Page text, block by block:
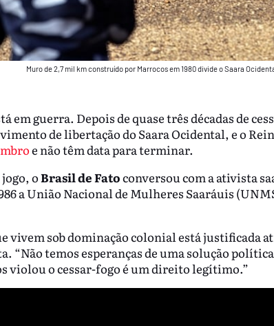
Muro de 2,7 mil km construído por Marrocos em 1980 divide o Saara
em guerra. Depois de quase três décadas de
de libertação do Saara Ocidental, e o
e não têm data para terminar.
oBrasil de Fatoconversou com a ativista
a União Nacional de Mulheres Saaráuis
vivem sob dominação colonial está justificada
“Não temos esperanças de uma solução
violou o cessar-fogo é um direito legítimo.”